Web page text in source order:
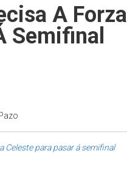
A Forza
Semifinal
Celeste para pasar á semifinal